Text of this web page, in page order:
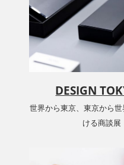
DESIGN
世界から東京、東京から
ける商談展